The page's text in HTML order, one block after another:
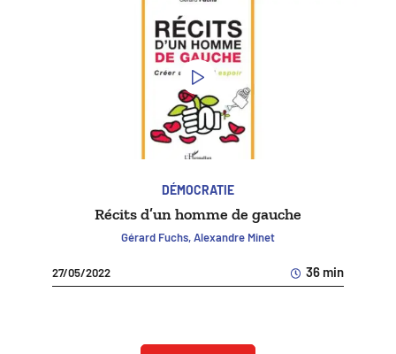
DÉMOCRATIE
Récits d’un homme de gauche
Gérard Fuchs, Alexandre Minet
27/05/2022 36 min